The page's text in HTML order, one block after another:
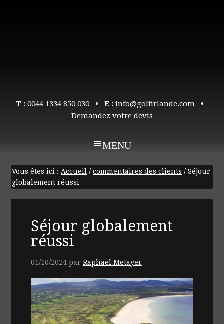
T : 0044 1334 850 030 • E : info@golfirlande.com
•
Demandez votre devis
Vous êtes ici :Accueil / commentaires des clients / Séjour
globalement réussi
Séjour globalement
réussi
01/10/2024 parRaphael Metayer